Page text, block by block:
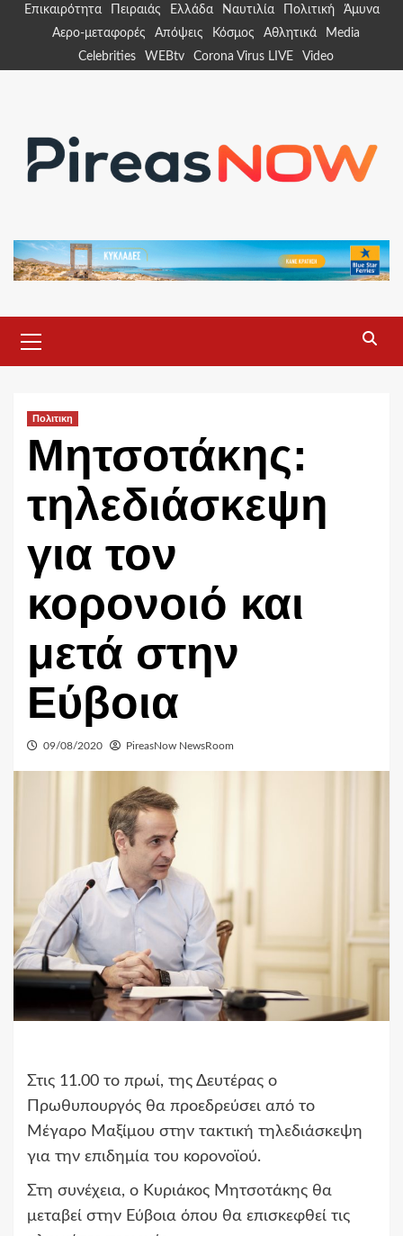
Επικαιρότητα Πειραιάς Ελλάδα Ναυτιλία Πολιτική
Άμυνα
Αερο-μεταφορές
Απόψεις Κόσμος Αθλητικά
Media
Celebrities
WEBtv Corona Virus LIVE Video
Menu
Πολιτικη
Μητσοτάκης:
τηλεδιάσκεψη
για τον
κορονοιό και
μετά στην
Εύβοια
09/08/2020 PireasNow NewsRoom
Στις 11.00 το πρωί, της Δευτέρας ο
Πρωθυπουργός θα προεδρεύσει από το
Μέγαρο Μαξίμου στην τακτική τηλεδιάσκεψη
για την επιδημία του κορονοϊού.
Στη συνέχεια, ο Κυριάκος Μητσοτάκης θα
μεταβεί στην Εύβοια όπου θα επισκεφθεί τις